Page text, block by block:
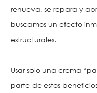
renueva, se repara y
buscamos un efecto
estructurales.
Usar solo una crema
parte de estos